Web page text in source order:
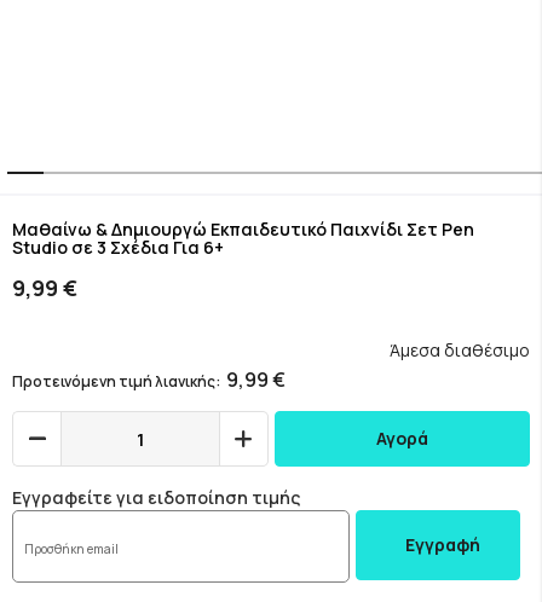
to
the
beginning
of
gallery
Μαθαίνω & Δημιουργώ Εκπαιδευτικό Παιχνίδι Σετ Pen
Studio σε 3 Σχέδια Για 6+
9,99 €
Προτεινόμενη τιμή λιανικής 9,99 €
Άμεσα διαθέσιμο
Αγορά
Εγγραφείτε για ειδοποίηση τιμής
Εγγραφή